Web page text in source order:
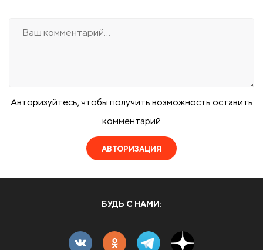
Авторизуйтесь, чтобы получить возможность оставить
комментарий
АВТОРИЗАЦИЯ
БУДЬ С НАМИ: